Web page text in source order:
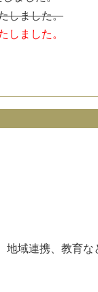
しました。
しました。
域連携、教育な